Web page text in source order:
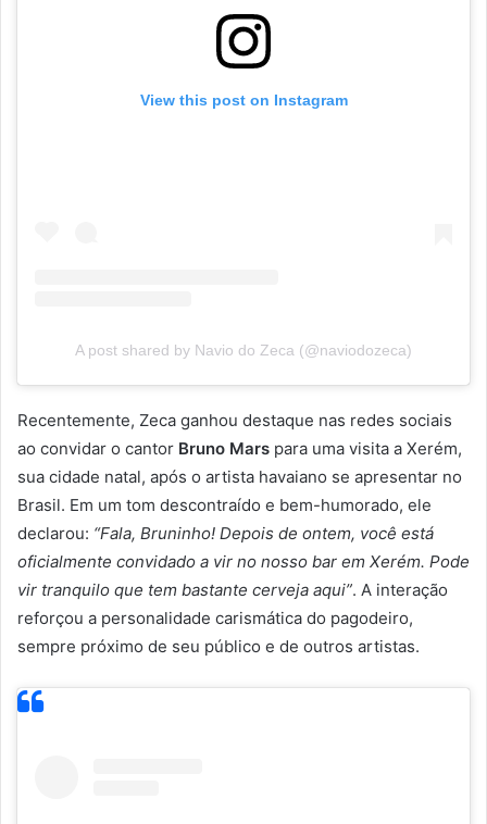
View this post on Instagram
A post shared by Navio do Zeca (@naviodozeca)
Recentemente, Zeca ganhou destaque nas redes sociais
ao convidar o cantor Bruno Mars para uma visita a Xerém,
sua cidade natal, após o artista havaiano se apresentar no
Brasil. Em um tom descontraído e bem-humorado, ele
declarou: “Fala, Bruninho! Depois de ontem, você está
oficialmente convidado a vir no nosso bar em Xerém. Pode
vir tranquilo que tem bastante cerveja aqui”. A interação
reforçou a personalidade carismática do pagodeiro,
sempre próximo de seu público e de outros artistas.